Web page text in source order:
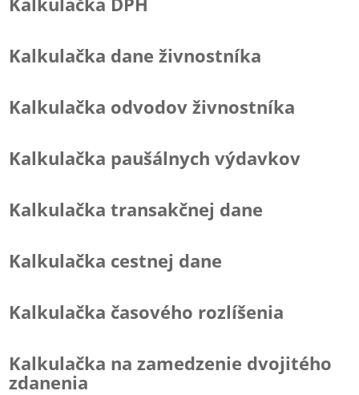
Kalkulačka dane živnostníka
Kalkulačka odvodov živnostníka
Kalkulačka paušálnych výdavkov
Kalkulačka transakčnej dane
Kalkulačka cestnej dane
Kalkulačka časového rozlíšenia
Kalkulačka na zamedzenie dvojitého
zdanenia